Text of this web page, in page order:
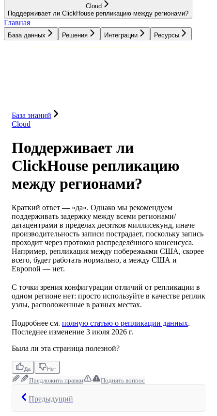
Cloud
Поддерживает ли ClickHouse репликацию между регионами?
Главная
База данных Решения Интеграции Ресурсы
База знаний
Cloud
Поддерживает ли
ClickHouse репликацию
между регионами?
Краткий ответ — «да». Однако мы рекомендуем
поддерживать задержку между всеми регионами/
датацентрами в пределах десятков миллисекунд, иначе
производительность записи пострадает, поскольку запись
проходит через протокол распределённого консенсуса.
Например, репликация между побережьями США, скорее
всего, будет работать нормально, а между США и
Европой — нет.
С точки зрения конфигурации отличий от репликации в
одном регионе нет: просто используйте в качестве реплик
узлы, расположенные в разных местах.
Подробнее см. полную статью о репликации данных.
Последнее изменение 3 июля 2026 г.
Была ли эта страница полезной?
Да Нет
Предложить правки Поднять вопрос
Предыдущий